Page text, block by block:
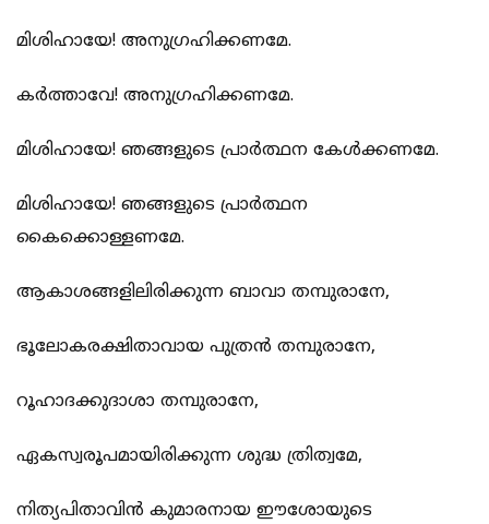
മിശിഹായേ! അനുഗ്രഹിക്കണമേ.
കര്‍ത്താവേ! അനുഗ്രഹിക്കണമേ.
മിശിഹായേ! ഞങ്ങളുടെ പ്രാര്‍ത്ഥന കേള്‍ക്കണമേ.
മിശിഹായേ! ഞങ്ങളുടെ പ്രാര്‍ത്ഥന
കൈക്കൊള്ളണമേ.
ആകാശങ്ങളിലിരിക്കുന്ന ബാവാ തമ്പുരാനേ,
ഭൂലോകരക്ഷിതാവായ പുത്രന്‍ തമ്പുരാനേ,
റൂഹാദക്കുദാശാ തമ്പുരാനേ,
ഏകസ്വരൂപമായിരിക്കുന്ന ശുദ്ധ ത്രിത്വമേ,
നിത്യപിതാവിന്‍ കുമാരനായ ഈശോയുടെ